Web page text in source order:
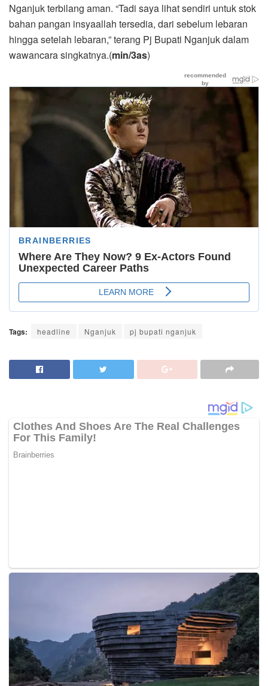
Nganjuk terbilang aman. “Tadi saya lihat sendiri untuk stok
bahan pangan insyaallah tersedia, dari sebelum lebaran
hingga setelah lebaran,” terang Pj Bupati Nganjuk dalam
wawancara singkatnya.(min/3as)
Tags: headline Nganjuk pj bupati nganjuk